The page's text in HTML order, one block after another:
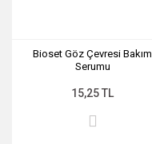
Bioset Göz Çevresi Bakım
Serumu
15,25 TL